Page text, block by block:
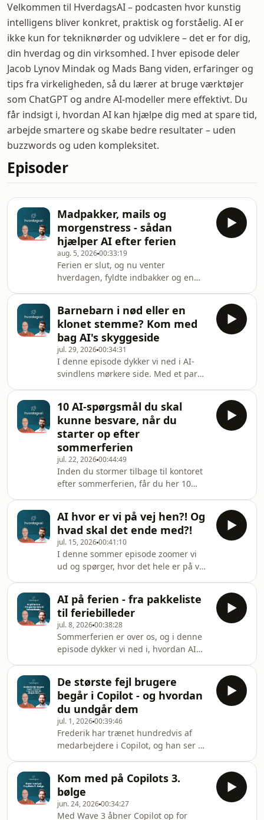
Velkommen til HverdagsAI – podcasten hvor kunstig
intelligens bliver konkret, praktisk og forståelig. AI er
ikke kun for tekniknørder og udviklere – det er for dig,
din hverdag og din virksomhed. I hver episode deler
Jacob Lynov Mindak og Mads Bang viden, erfaringer og
tips fra virkeligheden, så du lærer at bruge værktøjer
som ChatGPT og andre AI-modeller mere effektivt. Du
får indsigt i, hvordan AI kan hjælpe dig med at spare tid,
arbejde smartere og skabe bedre resultater – uden
buzzwords og uden kompleksitet.
Episoder
Madpakker, mails og
morgenstress - sådan
hjælper AI efter ferien
aug. 5, 202600:33:19
Ferien er slut, og nu venter
hverdagen, fyldte indbakker og en
toppen af overgangen fra
sommerferie til hverdagen - uden at I
mister den gode energi og ro, I har
oparbejdet i sommer. Fra madplaner
og indkøbslister til jetlag-planer for
børnene og en indbakke, der rydder
sig selv op.I episoden kommer vi
blandt andet ind på:Såd
Barnebarn i nød eller en
klonet stemme? Kom med
bag AI's skyggeside
jul. 29, 202600:34:31
I denne episode dykker vi ned i AI-
svindlens mørkere side. Med et par
En finansmedarbejder i Hong Kong
bliver franarret 25 millioner dollars
via et deepfaket videoopkald med
hele ledelsen, og en amerikansk
bedsteforælder modtager et desperat
opkald fra sit barnebarn lavet med
klonet stemme. Vi kommer omkring
de advarselstegn, d
10 AI-spørgsmål du skal
kunne besvare, når du
starter op efter
sommerferien
jul. 22, 202600:44:49
Inden du stormer tilbage til kontoret
efter sommerferien, får du her 10
skal ikke nødvendigvis kunne svare på
alle 10 spørgsmål, men fokuser på de
2-3 områder, der passer i den
situation du/ I står i. Uanset om du er
leder, medarbejder eller
virksomhedsejer. Fra AI-forordningens
kommende deadlines til spørgsmålet
om, hvilke beslut
AI hvor er vi på vej hen?! Og
hvad skal det ende med?!
jul. 15, 202600:41:10
I denne sommer episode zoomer vi
ud og spørger, hvor det hele er på vej
eksportregler, til spørgsmålet om vi
står i en AI-boble på størrelse med
.com-boblen. Det bliver filosofisk, men
med afsæt i det, vi rent faktisk kan se
ske lige nu. I episoden kommer vi
blandt andet ind på:Fyringer,
effektivisering og hvorfor
&quot;omstillingsp
AI på ferien - fra pakkeliste
til feriebilleder
jul. 8, 202600:38:28
Sommerferien er over os, og i denne
episode dykker vi ned i, hvordan AI
fortæller AI'en om budget, hvem du
rejser med og ønsker, jo mindre ender
du med den generiske
"gennemsnitsferie", som de fleste
turister får serveret. Vi kommer
omkring konkrete eksempler som at
bruge AI til at planlægge køreruter
uden om kø, oversætte men
De største fejl brugere
begår i Copilot - og hvordan
du undgår dem
jul. 1, 202600:39:46
Frederik har trænet hundredvis af
medarbejdere i Copilot, og han ser de
instructions. I denne episode går han
systematisk igennem listen, fra
hvorfor du skal tale i stedet for at
Kom med på Copilots 3.
bølge
jun. 24, 202600:34:27
Med Wave 3 åbner Copilot op for